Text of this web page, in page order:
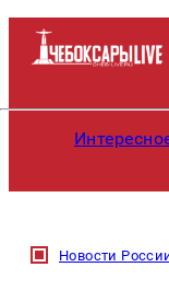
Новости